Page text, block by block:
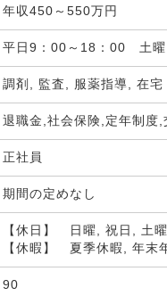
年収450～550万円
平日9：00～18：00 土
調剤, 監査, 服薬指導, 在宅
退職金,社会保険,定年制度
正社員
期間の定めなし
【休日】 日曜, 祝日, 土
【休暇】 夏季休暇, 年末
90